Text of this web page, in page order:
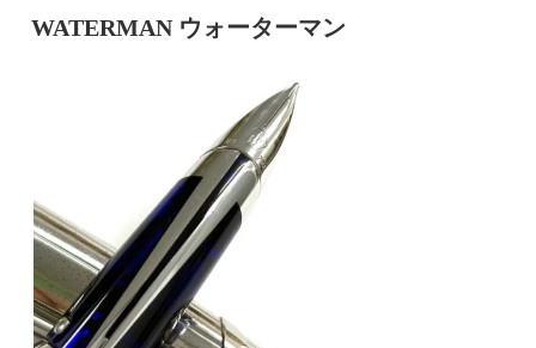
WATERMAN ウォーターマン